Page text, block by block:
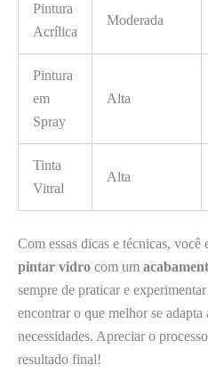
Pintura
Acrílica
Moderada
Pintura
em
Spray
Alta
Tinta
Vitral
Alta
Com essas dicas e técnicas, você
pintar vidro com um
sempre de praticar e
encontrar o que melhor se adapta
necessidades. Apreciar o
resultado final!